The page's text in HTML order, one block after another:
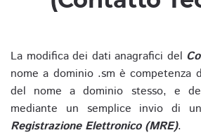
La modifica dei dati anagrafici del
nome a dominio .sm è competenza
del nome a dominio stesso, e
mediante un semplice invio di
Registrazione Elettronico (MRE).